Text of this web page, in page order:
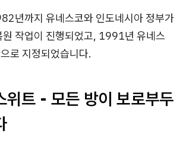
년까지 유네스코와 인도네시아 정부가
원 작업이 진행되었고, 1991년 유네스
로 지정되었습니다.
위트 - 모든 방이 보로부두